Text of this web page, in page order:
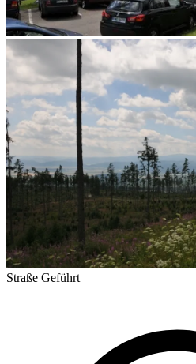
Straße Geführt